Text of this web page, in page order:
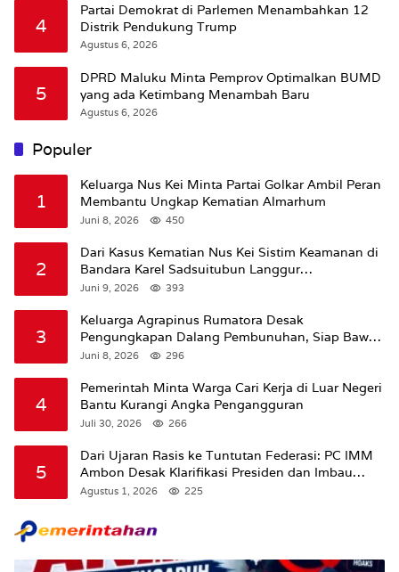
4
Partai Demokrat di Parlemen Menambahkan 12
Distrik Pendukung Trump
Agustus 6, 2026
5
DPRD Maluku Minta Pemprov Optimalkan BUMD
yang ada Ketimbang Menambah Baru
Agustus 6, 2026
Populer
1
Keluarga Nus Kei Minta Partai Golkar Ambil Peran
Membantu Ungkap Kematian Almarhum
Juni 8, 2026 450
2
Dari Kasus Kematian Nus Kei Sistim Keamanan di
Bandara Karel Sadsuitubun Langgur
Dipertanyakan
Juni 9, 2026 393
3
Keluarga Agrapinus Rumatora Desak
Pengungkapan Dalang Pembunuhan, Siap Bawa
Kasus ke Komisi III DPR RI
Juni 8, 2026 296
4
Pemerintah Minta Warga Cari Kerja di Luar Negeri
Bantu Kurangi Angka Pengangguran
Juli 30, 2026 266
5
Dari Ujaran Rasis ke Tuntutan Federasi: PC IMM
Ambon Desak Klarifikasi Presiden dan Imbau
Tunda Pengibaran Bendera Merah Putih Di
Agustus 1, 2026 225